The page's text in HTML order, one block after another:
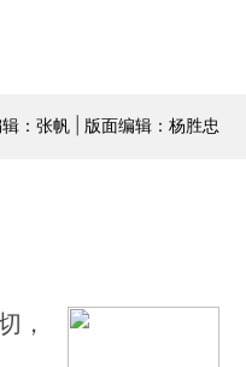
：张帆 | 版面编辑：杨胜忠
，